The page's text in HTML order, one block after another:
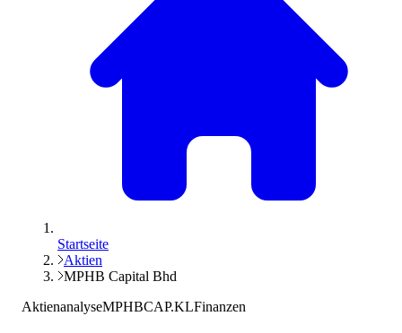
Startseite
Aktien
MPHB Capital Bhd
AktienanalyseMPHBCAP.KLFinanzen